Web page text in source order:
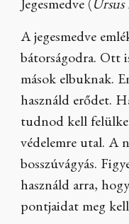
Jegesmedve (
A jegesmedve
bátorságodra. Ott
mások elbuknak.
használd erődet.
tudnod kell
védelemre utal. A
bosszúvágyás.
használd arra,
pontjaidat meg